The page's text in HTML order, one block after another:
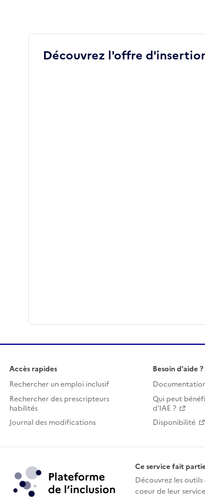
Découvrez l'offre
Accès rapides
Rechercher un emploi inclusif
Rechercher des prescripteurs
habilités
Journal des modifications
Besoin d'aide ?
Qui peut
d'IAE ?
Disponibilité
Ce service fait
Découvrez les
coeur de leur